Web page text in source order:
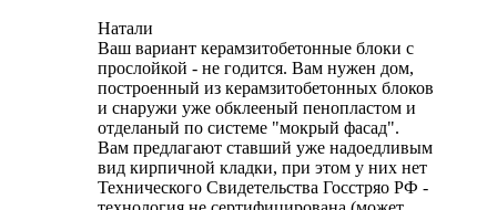
Натали
Ваш вариант керамзитобетонные блоки с
прослойкой - не годится. Вам нужен дом,
построенный из керамзитобетонных блоков
и снаружи уже обклееный пенопластом и
отделаный по системе "мокрый фасад".
Вам предлагают ставший уже надоедливым
вид кирпичной кладки, при этом у них нет
Технического Свидетельства Госстряо РФ -